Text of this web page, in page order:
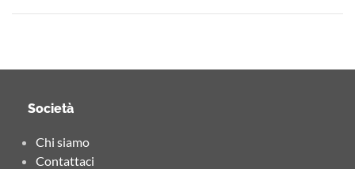
Società
Chi siamo
Contattaci